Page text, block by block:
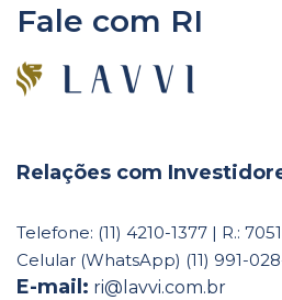
Fale com RI
Relações com
Telefone: (11) 4210-1377 | R.: 7051
Celular (WhatsApp) (11) 991-
E-mail: ri@lavvi.com.br